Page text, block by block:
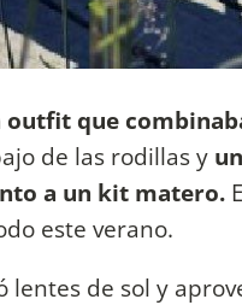
outfit que
de las rodillas y
a un kit matero.
este verano.
lentes de sol y